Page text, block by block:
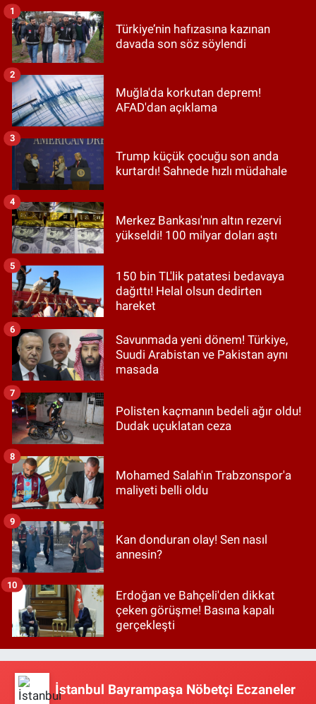
Türkiye’nin hafızasına kazınan
davada son söz söylendi
1
Muğla'da korkutan deprem!
AFAD'dan açıklama
2
Trump küçük çocuğu son anda
kurtardı! Sahnede hızlı müdahale
3
Merkez Bankası'nın altın rezervi
yükseldi! 100 milyar doları aştı
4
150 bin TL'lik patatesi bedavaya
dağıttı! Helal olsun dedirten
hareket
5
Savunmada yeni dönem! Türkiye,
Suudi Arabistan ve Pakistan aynı
masada
6
Polisten kaçmanın bedeli ağır oldu!
Dudak uçuklatan ceza
7
Mohamed Salah'ın Trabzonspor'a
maliyeti belli oldu
8
Kan donduran olay! Sen nasıl
annesin?
9
Erdoğan ve Bahçeli'den dikkat
çeken görüşme! Basına kapalı
gerçekleşti
10
İstanbul Bayrampaşa Nöbetçi Eczaneler